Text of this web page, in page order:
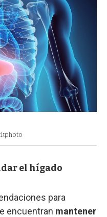
el hígado
para
encuentran mantener